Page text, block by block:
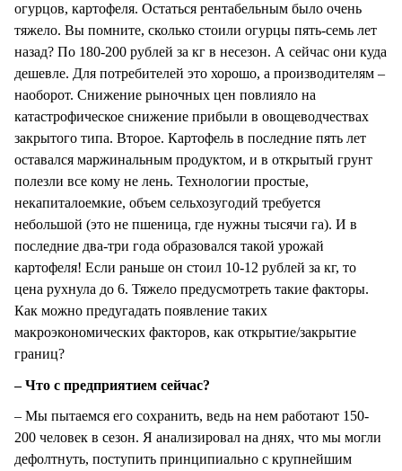
огурцов, картофеля. Остаться рентабельным было очень
тяжело. Вы помните, сколько стоили огурцы пять-семь лет
назад? По 180-200 рублей за кг в несезон. А сейчас они куда
дешевле. Для потребителей это хорошо, а производителям –
наоборот. Снижение рыночных цен повлияло на
катастрофическое снижение прибыли в овощеводчествах
закрытого типа. Второе. Картофель в последние пять лет
оставался маржинальным продуктом, и в открытый грунт
полезли все кому не лень. Технологии простые,
некапиталоемкие, объем сельхозугодий требуется
небольшой (это не пшеница, где нужны тысячи га). И в
последние два-три года образовался такой урожай
картофеля! Если раньше он стоил 10-12 рублей за кг, то
цена рухнула до 6. Тяжело предусмотреть такие факторы.
Как можно предугадать появление таких
макроэкономических факторов, как открытие/закрытие
границ?
– Что с предприятием сейчас?
– Мы пытаемся его сохранить, ведь на нем работают 150-
200 человек в сезон. Я анализировал на днях, что мы могли
дефолтнуть, поступить принципиально с крупнейшим